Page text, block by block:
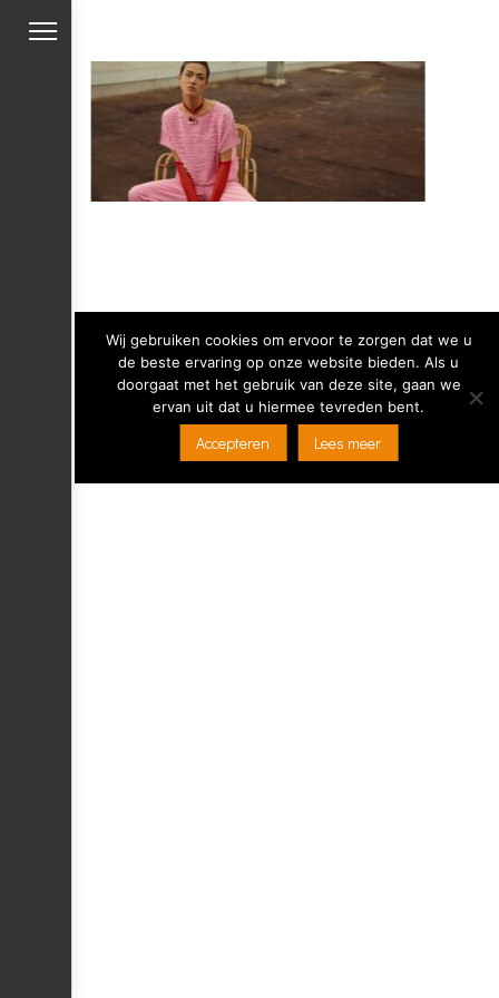
Copyright 2019 Mensink Mode -Privacy verklaring
Ontwikkeld door Best4u Group B.V.
Wij gebruiken cookies om ervoor te zorgen dat we u
de beste ervaring op onze website bieden. Als u
doorgaat met het gebruik van deze site, gaan we
ervan uit dat u hiermee tevreden bent.
Accepteren Lees meer